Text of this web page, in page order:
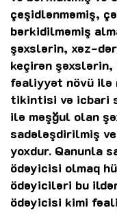
çeşidlənməmiş,
bərkidilməmiş
şəxslərin, xəz-dəri
keçirən
fəaliyyət növü ilə
tikintisi və icbari
ilə məşğul olan
sadələşdirilmiş
yoxdur. Qanunla
ödəyicisi olmaq
ödəyiciləri bu
ödəyicisi kimi